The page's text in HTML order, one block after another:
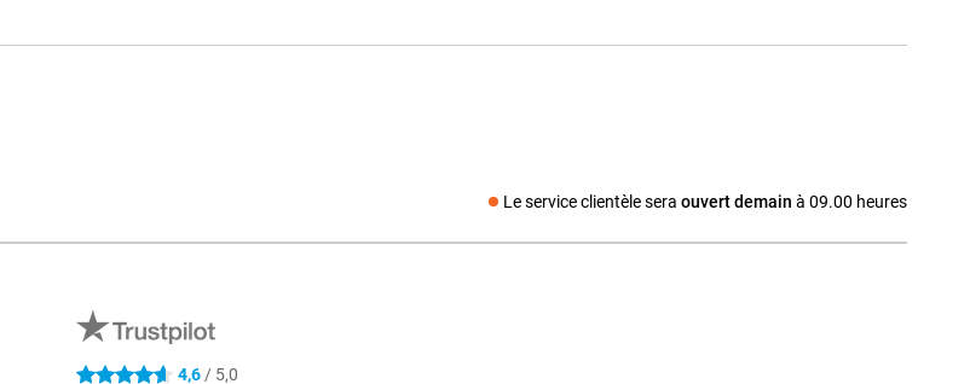
Le service clientèle sera ouvert demain à 09.00 heures
Média social
4.6 étoiles 4,6 / 5,0